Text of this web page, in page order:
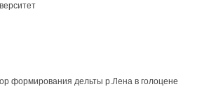
формирования дельты р.Лена в голоцене